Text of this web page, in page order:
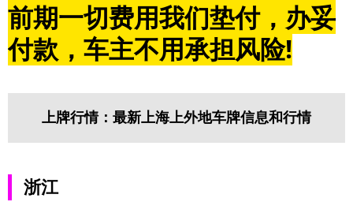
前期一切费用我们垫付，办妥
付款，车主不用承担风险!
上牌行情：最新上海上外地车牌信息和行情
浙江